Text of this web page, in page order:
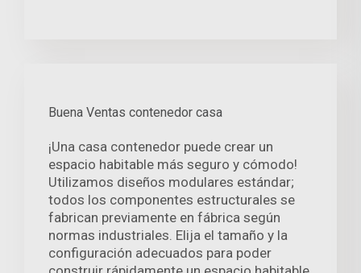
Buena Ventas contenedor casa
¡Una casa contenedor puede crear un
espacio habitable más seguro y cómodo!
Utilizamos diseños modulares estándar;
todos los componentes estructurales se
fabrican previamente en fábrica según
normas industriales. Elija el tamaño y la
configuración adecuados para poder